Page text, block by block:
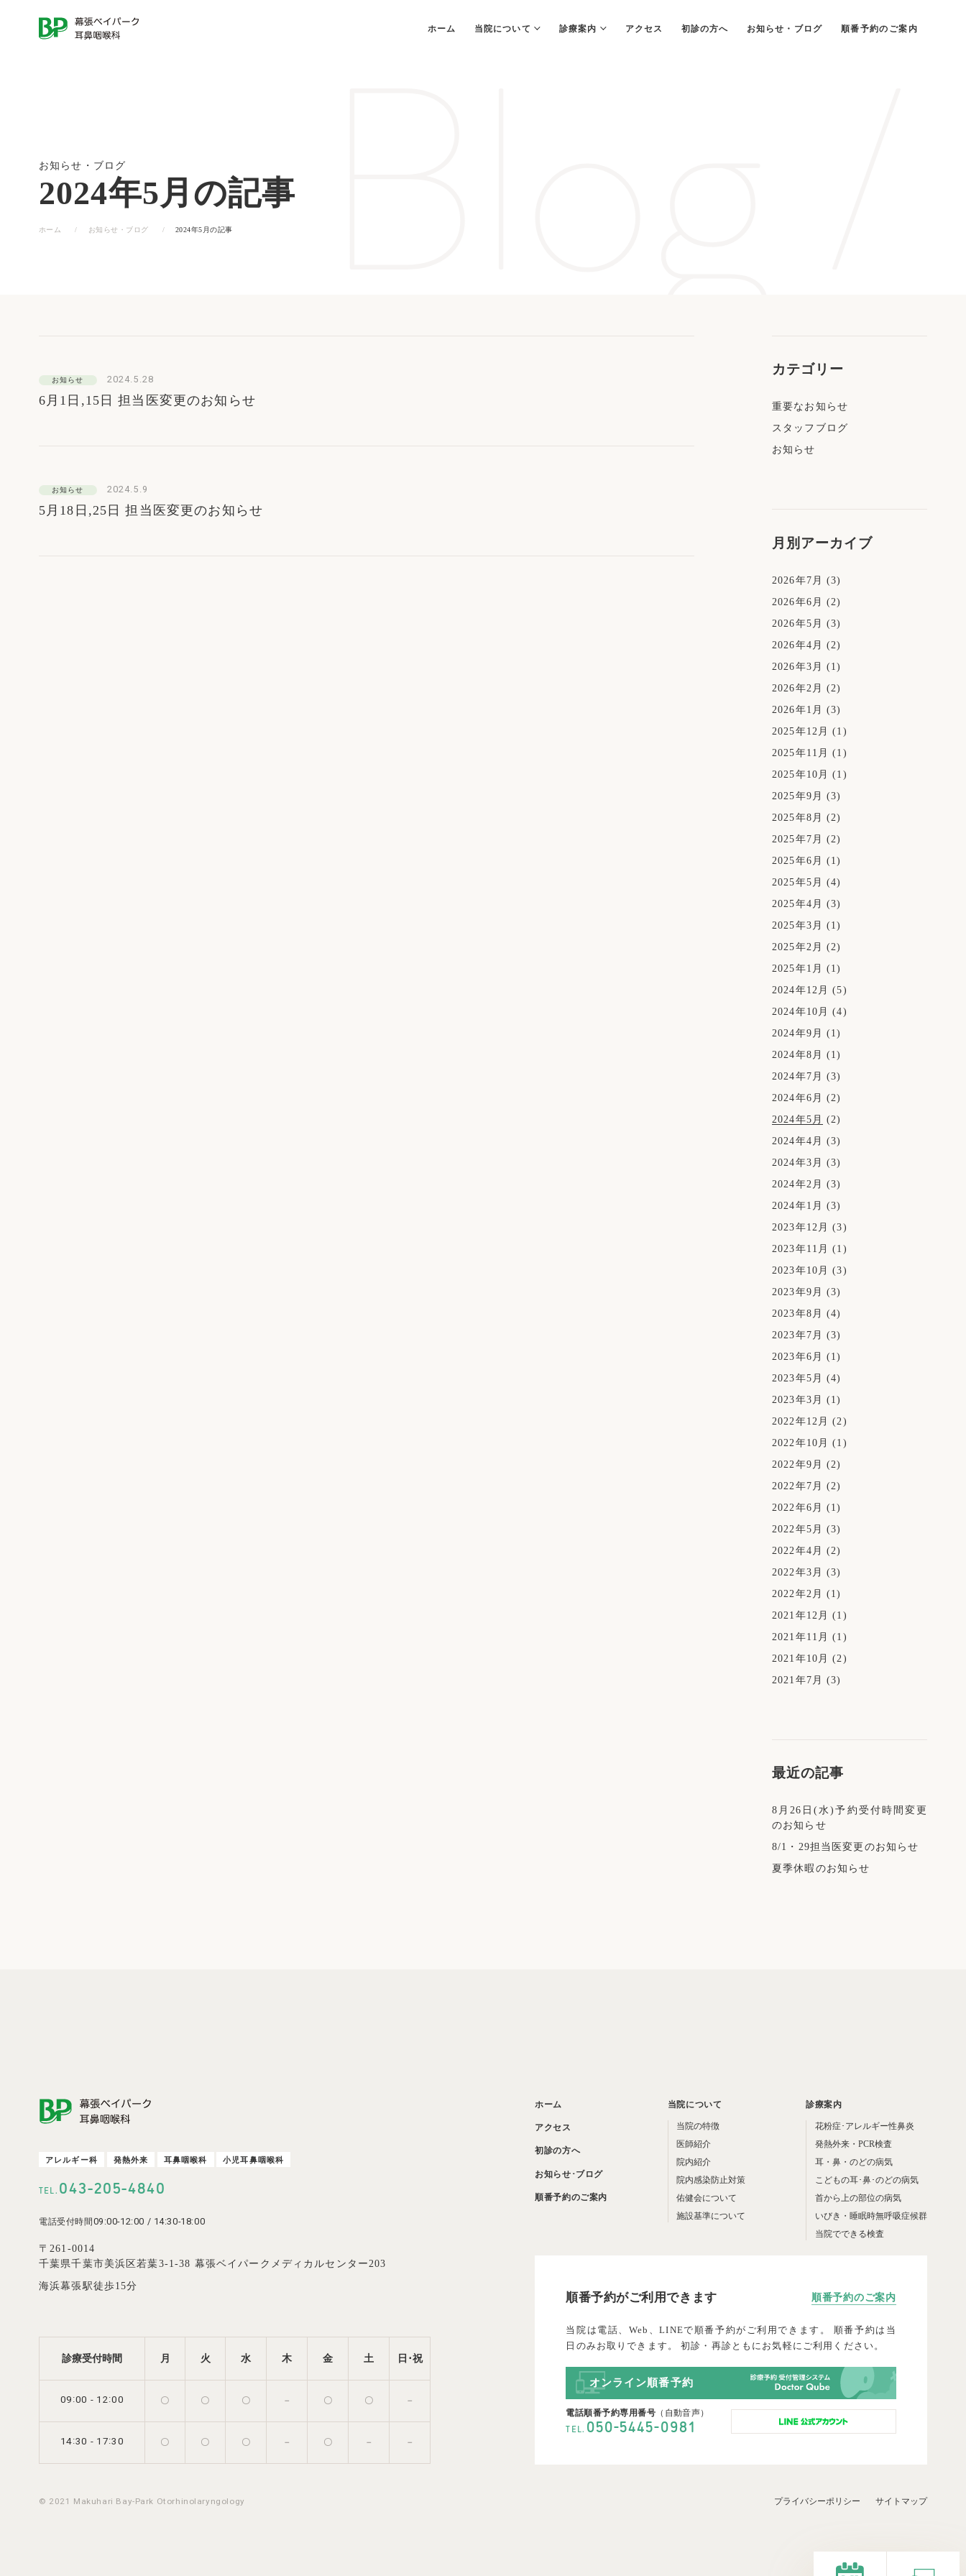
ホーム 当院について
当院の特徴 医師紹介
診療案内
花粉症･
アレルギー性鼻炎
（アレルギー科）
発熱外来・PCR検査
アクセス 初診の方へ お知らせ・ブログ 順番予約のご案内
お知らせ・ブログ
2024年5月の記事
ホーム お知らせ・ブログ 2024年5月の記事
お知らせ 2024.5.28
6月1日,15日 担当医変更のお知らせ
お知らせ 2024.5.9
5月18日,25日 担当医変更のお知らせ
カテゴリー
重要なお知らせ
スタッフブログ
お知らせ
月別アーカイブ
2026年7月
(3)
2026年6月
(2)
2026年5月
(3)
2026年4月
(2)
2026年3月
(1)
2026年2月
(2)
2026年1月
(3)
2025年12月
(1)
2025年11月
(1)
2025年10月
(1)
2025年9月
(3)
2025年8月
(2)
2025年7月
(2)
2025年6月
(1)
2025年5月
(4)
2025年4月
(3)
2025年3月
(1)
2025年2月
(2)
2025年1月
(1)
2024年12月
(5)
2024年10月
(4)
2024年9月
(1)
2024年8月
(1)
2024年7月
(3)
2024年6月
(2)
2024年5月
(2)
2024年4月
(3)
2024年3月
(3)
2024年2月
(3)
2024年1月
(3)
2023年12月
(3)
2023年11月
(1)
2023年10月
(3)
2023年9月
(3)
2023年8月
(4)
2023年7月
(3)
2023年6月
(1)
2023年5月
(4)
2023年3月
(1)
2022年12月
(2)
2022年10月
(1)
2022年9月
(2)
2022年7月
(2)
2022年6月
(1)
2022年5月
(3)
2022年4月
(2)
2022年3月
(3)
2022年2月
(1)
2021年12月
(1)
2021年11月
(1)
2021年10月
(2)
2021年7月
(3)
最近の記事
8月26日(水)予約受付時間変更
のお知らせ
8/1・29担当医変更のお知らせ
夏季休暇のお知らせ
ア レ ルギ ー科 発熱外来 耳鼻咽 喉科 小児耳鼻咽 喉科
TEL. 043-205-4840
電話受付時間 09:00-12:00 / 14:30-18:00
〒261-0014
千葉県千葉市美浜区若葉3-1-38 幕張ベイパークメディカルセンター203
海浜幕張駅徒歩15分
診療受付時間 月 火 水 木 金 土 日･祝
09:00 - 12:00 〇 〇 〇 － 〇 〇 －
14:30 - 17:30 〇 〇 〇 － 〇 － －
ホーム
アクセス
初診の方へ
お知らせ･ブログ
順番予約のご案内
当院について
当院の特徴
医師紹介
院内紹介
院内感染防止対策
佑健会について
施設基準について
診療案内
花粉症･アレルギー性鼻炎
発熱外来・PCR検査
耳・鼻・のどの病気
こどもの耳･鼻･のどの病気
首から上の部位の病気
いびき・睡眠時無呼吸症候群
当院でできる検査
順番予約がご利用できます 順番予約のご案内
当院は電話、Web、LINEで順番予約がご利用できます。 順番予約は当
日のみお取りできます。 初診・再診ともにお気軽にご利用ください。
オンライン順番予約
電話順番予約専用番号 （自動音声）
TEL. 050-5445-0981
プライバシーポリシー サイトマップ
© 2021 Makuhari Bay-Park Otorhinolaryngology